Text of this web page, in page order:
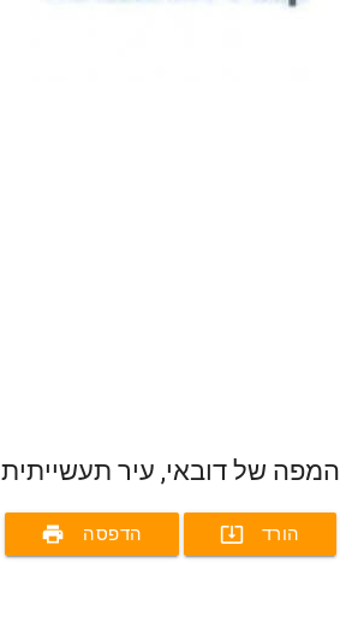
המפה של דובאי, עיר תעשייתית
print הדפסה system_update_alt הורד